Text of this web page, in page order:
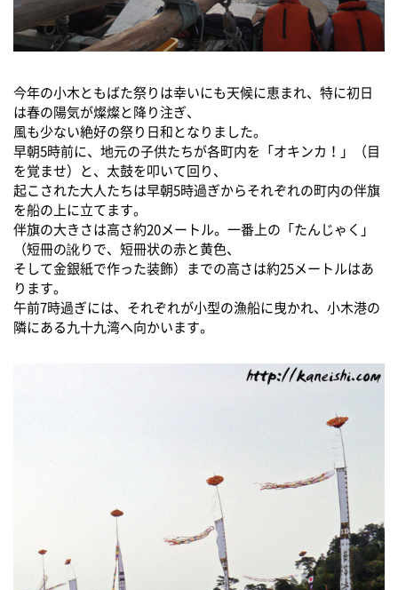
今年の小木ともばた祭りは幸いにも天候に恵まれ、特に初日
は春の陽気が燦燦と降り注ぎ、
風も少ない絶好の祭り日和となりました。
早朝5時前に、地元の子供たちが各町内を「オキンカ！」（目
を覚ませ）と、太鼓を叩いて回り、
起こされた大人たちは早朝5時過ぎからそれぞれの町内の伴旗
を船の上に立てます。
伴旗の大きさは高さ約20メートル。一番上の「たんじゃく」
（短冊の訛りで、短冊状の赤と黄色、
そして金銀紙で作った装飾）までの高さは約25メートルはあ
ります。
午前7時過ぎには、それぞれが小型の漁船に曳かれ、小木港の
隣にある九十九湾へ向かいます。